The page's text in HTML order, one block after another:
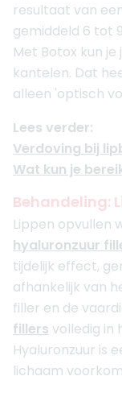
resultaat van
gemiddeld 6 tot
Met Botox kun
kantelen. Dat
alleen 'optisch
Lees verder:
Verdoving bij
Wat kun je
Behandeling:
Lippen opvullen
hyaluronzuur
tijdelijk effect,
afhankelijk van
filler en de
fillers volledig in
Hyaluronzuur is
lichaam